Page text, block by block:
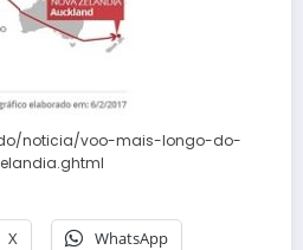
noticia/voo-mais-longo-do-
X WhatsApp